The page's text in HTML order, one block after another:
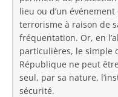
lieu ou d’un
terrorisme à raison de
fréquentation. Or, en
particulières, le simple
République ne peut
seul, par sa nature,
sécurité.